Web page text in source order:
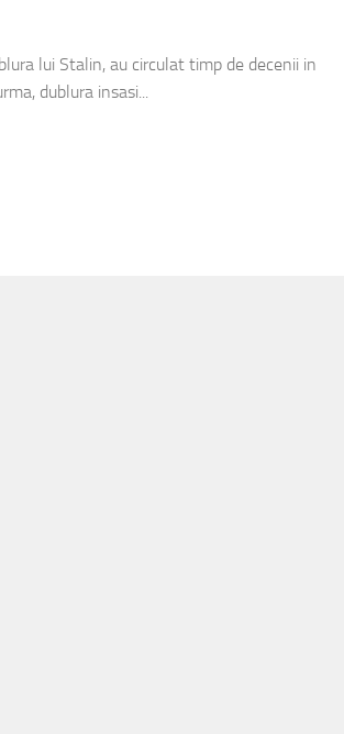
lui Stalin, au circulat timp de decenii in
dublura insasi...